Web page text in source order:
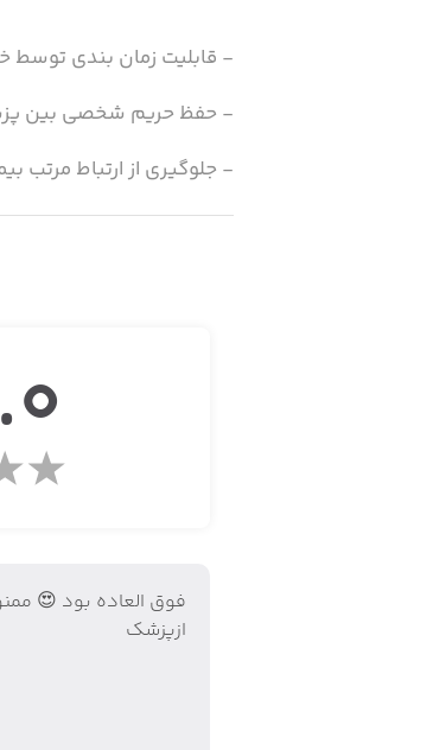
- قابلیت زمان بندی توسط
- حفظ حریم شخصی بین
- جلوگیری از ارتباط مرتب
- پایین ترین نرخ کمیسیون
- قابلیت ارسال و آرشیو
- سوابق ویزیت های هر بیمار
فوق العاده بود 😍
ازپزشک